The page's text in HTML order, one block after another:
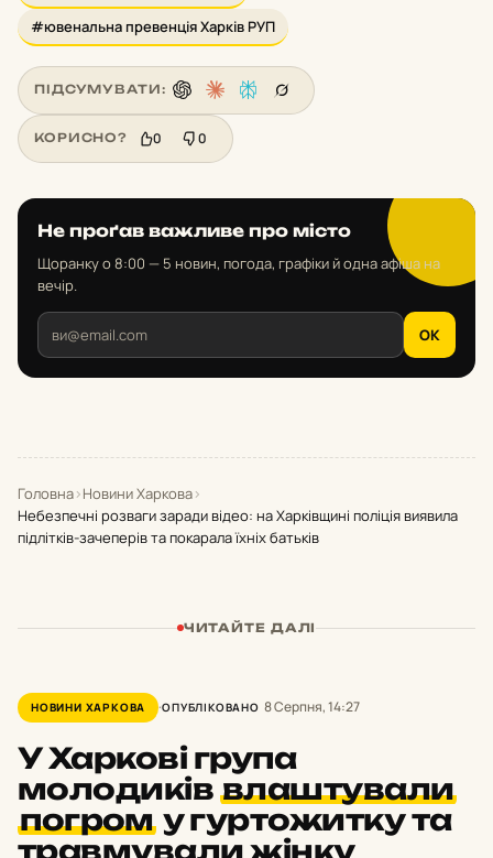
#ювенальна превенція Харків РУП
ПІДСУМУВАТИ:
КОРИСНО? 0 0
Не проґав важливе про місто
Щоранку о 8:00 — 5 новин, погода, графіки й одна афіша на
вечір.
OK
Головна›Новини Харкова›
Небезпечні розваги заради відео: на Харківщині поліція виявила
підлітків-зачеперів та покарала їхніх батьків
ЧИТАЙТЕ ДАЛІ
НОВИНИ ХАРКОВА ОПУБЛІКОВАНО 8 Серпня, 14:27
У Харкові група
молодиків влаштували
погром у гуртожитку та
травмували жінку